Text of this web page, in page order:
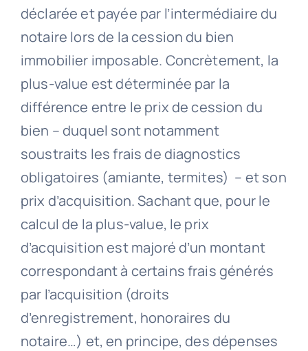
déclarée et payée par l’intermédiaire du
notaire lors de la cession du bien
immobilier imposable. Concrètement, la
plus-value est déterminée par la
différence entre le prix de cession du
bien – duquel sont notamment
soustraits les frais de diagnostics
obligatoires (amiante, termites) – et son
prix d’acquisition. Sachant que, pour le
calcul de la plus-value, le prix
d’acquisition est majoré d’un montant
correspondant à certains frais générés
par l’acquisition (droits
d’enregistrement, honoraires du
notaire…) et, en principe, des dépenses